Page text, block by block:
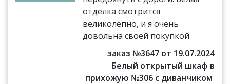
отделка смотрится
великолепно, и я очень
довольна своей покупкой.
заказ №3647 от 19.07.2024
Белый открытый шкаф в
прихожую №306 с диванчиком